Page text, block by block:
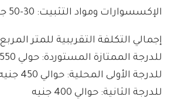
الإكسسوارات ومواد التثبيت: 30-50 جنيه
إجمالي التكلفة التقريبية للمتر المربع
للدرجة الممتازة المستوردة: حولي 550 جنيه
للدرجة الأولى المحلية: حوالي 450 جنيه
للدرجة الثانية: حوالي 400 جنيه